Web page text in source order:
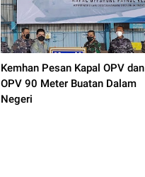
Kemhan Pesan Kapal OPV dan
OPV 90 Meter Buatan Dalam
Negeri